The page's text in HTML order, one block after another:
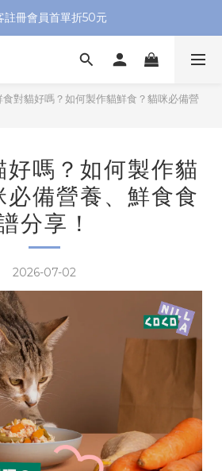
註冊會員首單折50元
食對貓好嗎？如何製作貓鮮食？貓咪必備營
好嗎？如何製作貓
必備營養、鮮食食
分享！
2026-07-02